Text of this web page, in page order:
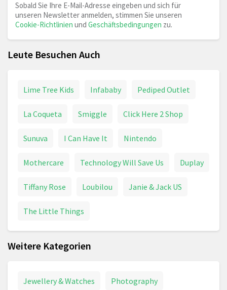
Sobald Sie Ihre E-Mail-Adresse eingeben und sich für
unseren Newsletter anmelden, stimmen Sie unseren
Cookie-Richtlinien und Geschäftsbedingungen zu.
Leute Besuchen Auch
Lime Tree Kids Infababy Pediped Outlet
La Coqueta Smiggle Click Here 2 Shop
Sunuva I Can Have It Nintendo
Mothercare Technology Will Save Us Duplay
Tiffany Rose Loubilou Janie & Jack US
The Little Things
Weitere Kategorien
Jewellery & Watches Photography